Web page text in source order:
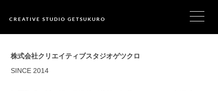
CREATIVE STUDIO GETSUKURO
株式会社クリエイティブスタジオゲツクロ
SINCE 2014